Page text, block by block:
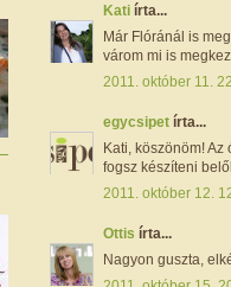
Kati írta...
Már Flóránál is
várom mi is
2011. október 11.
egycsipet írta...
Kati, köszönöm!
fogsz készíteni
2011. október 12.
Ottis írta...
Nagyon guszta,